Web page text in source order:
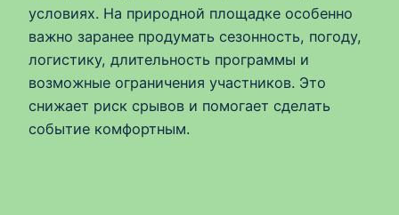
условиях. На природной площадке особенно
важно заранее продумать сезонность, погоду,
логистику, длительность программы и
возможные ограничения участников. Это
снижает риск срывов и помогает сделать
событие комфортным.